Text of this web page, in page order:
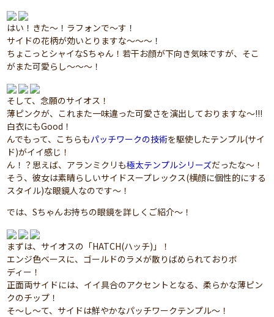
はい！きた～！ラフォンで～す！
サイドの花柄が効いとりますな～～～！
ちょこっとシャイなSちゃん！若干お顔が下向き気味ですが、そこ
がまた可愛らし～～～！
そして、念願のサイオス！
薄ピンクが、これまた一味違った可愛さを演出しておりますな～!!!
白衣にもGood！
んでもって、こちらもパッチワークの技術を駆使したテンプル(サイ
ド)がイイ感じ！
ん！？思えば、アランミクリも極太テンプルシリーズだったな～！
そう、彼女は素晴らしいサイドスープレックス(横顔に個性的にする
スタイル)な眼鏡人なのです～！
では、Sちゃんお持ちの眼鏡を詳しくご紹介～！
まずは、サイオスの「HATCH(ハッチ)」！
エンジ色ベースに、ゴールドのラメが散りばめられておりボ
ディー！
正面両サイドには、イイ具合のアクセントとなる、柔らかな薄ピン
クのチップ！
そ～し～て、サイドは鮮やかなパッチワークテンプル～！